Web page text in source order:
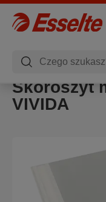
Skoroszyt
VIVIDA